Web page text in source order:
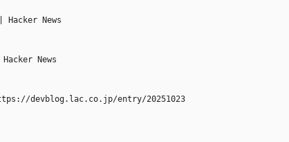
News
News
https://devblog.lac.co.jp/entry/20251023